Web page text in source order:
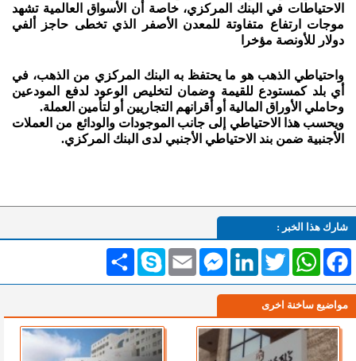
الاحتياطات في البنك المركزي، خاصة أن الأسواق العالمية تشهد
موجات ارتفاع متفاوتة للمعدن الأصفر الذي تخطى حاجز ألفي
دولار للأونصة مؤخرا
واحتياطي الذهب هو ما يحتفظ به البنك المركزي من الذهب، في
أي بلد كمستودع للقيمة وضمان لتخليص الوعود لدفع المودعين
وحاملي الأوراق المالية أو أقرانهم التجاريين أو لتأمين العملة.
ويحسب هذا الاحتياطي إلى جانب الموجودات والودائع من العملات
الأجنبية ضمن بند الاحتياطي الأجنبي لدى البنك المركزي.
شارك هذا الخبر :
انشر Skype Email
MessengerLinkedInTwitterWhatsAppFacebook
مواضيع ساخنة اخرى